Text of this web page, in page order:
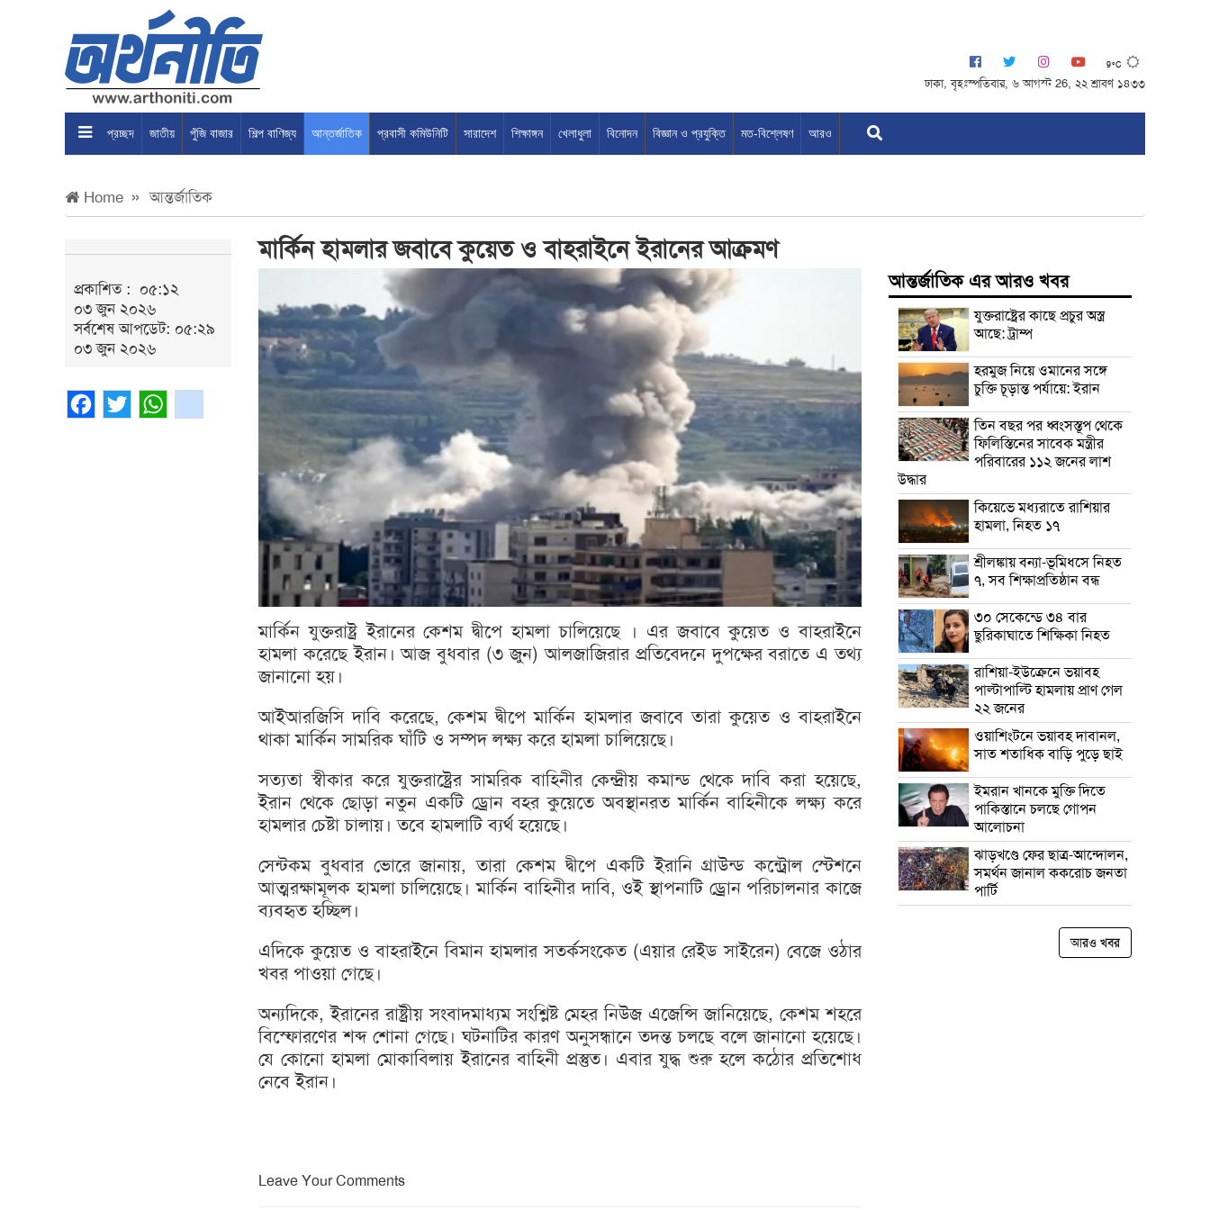
9°C
ঢাকা, বৃহঃস্পতিবার, ৬ আগস্ট 26, ২২ শ্রাবণ ১৪৩৩
প্রচ্ছদ জাতীয় পুঁজি বাজার শিল্প বাণিজ্য আন্তর্জাতিক প্রবাসী কমিউনিটি সারাদেশ শিক্ষাঙ্গন খেলাধুলা বিনোদন বিজ্ঞান ও প্রযুক্তি মত-বিশ্লেষণ আরও
Home আন্তর্জাতিক
প্রকাশিত : ০৫:১২
০৩ জুন ২০২৬
সর্বশেষ আপডেট: ০৫:২৯
০৩ জুন ২০২৬
মার্কিন হামলার জবাবে কুয়েত ও বাহরাইনে ইরানের আক্রমণ
মার্কিন যুক্তরাষ্ট্র ইরানের কেশম দ্বীপে হামলা চালিয়েছে । এর জবাবে কুয়েত ও বাহরাইনে
হামলা করেছে ইরান। আজ বুধবার (৩ জুন) আলজাজিরার প্রতিবেদনে দুপক্ষের বরাতে এ তথ্য
জানানো হয়।
আইআরজিসি দাবি করেছে, কেশম দ্বীপে মার্কিন হামলার জবাবে তারা কুয়েত ও বাহরাইনে
থাকা মার্কিন সামরিক ঘাঁটি ও সম্পদ লক্ষ্য করে হামলা চালিয়েছে।
সত্যতা স্বীকার করে যুক্তরাষ্ট্রের সামরিক বাহিনীর কেন্দ্রীয় কমান্ড থেকে দাবি করা হয়েছে,
ইরান থেকে ছোড়া নতুন একটি ড্রোন বহর কুয়েতে অবস্থানরত মার্কিন বাহিনীকে লক্ষ্য করে
হামলার চেষ্টা চালায়। তবে হামলাটি ব্যর্থ হয়েছে।
সেন্টকম বুধবার ভোরে জানায়, তারা কেশম দ্বীপে একটি ইরানি গ্রাউন্ড কন্ট্রোল স্টেশনে
আত্মরক্ষামূলক হামলা চালিয়েছে। মার্কিন বাহিনীর দাবি, ওই স্থাপনাটি ড্রোন পরিচালনার কাজে
ব্যবহৃত হচ্ছিল।
এদিকে কুয়েত ও বাহরাইনে বিমান হামলার সতর্কসংকেত (এয়ার রেইড সাইরেন) বেজে ওঠার
খবর পাওয়া গেছে।
অন্যদিকে, ইরানের রাষ্ট্রীয় সংবাদমাধ্যম সংশ্লিষ্ট মেহর নিউজ এজেন্সি জানিয়েছে, কেশম শহরে
বিস্ফোরণের শব্দ শোনা গেছে। ঘটনাটির কারণ অনুসন্ধানে তদন্ত চলছে বলে জানানো হয়েছে।
যে কোনো হামলা মোকাবিলায় ইরানের বাহিনী প্রস্তুত। এবার যুদ্ধ শুরু হলে কঠোর প্রতিশোধ
নেবে ইরান।
Leave Your Comments
আন্তর্জাতিক এর আরও খবর
যুক্তরাষ্ট্রের কাছে প্রচুর অস্ত্র
আছে: ট্রাম্প
হরমুজ নিয়ে ওমানের সঙ্গে
চুক্তি চূড়ান্ত পর্যায়ে: ইরান
তিন বছর পর ধ্বংসস্তূপ থেকে
ফিলিস্তিনের সাবেক মন্ত্রীর
পরিবারের ১১২ জনের লাশ
উদ্ধার
কিয়েভে মধ্যরাতে রাশিয়ার
হামলা, নিহত ১৭
শ্রীলঙ্কায় বন্যা-ভূমিধসে নিহত
৭, সব শিক্ষাপ্রতিষ্ঠান বন্ধ
৩০ সেকেন্ডে ৩৪ বার
ছুরিকাঘাতে শিক্ষিকা নিহত
রাশিয়া-ইউক্রেনে ভয়াবহ
পাল্টাপাল্টি হামলায় প্রাণ গেল
২২ জনের
ওয়াশিংটনে ভয়াবহ দাবানল,
সাত শতাধিক বাড়ি পুড়ে ছাই
ইমরান খানকে মুক্তি দিতে
পাকিস্তানে চলছে গোপন
আলোচনা
ঝাড়খণ্ডে ফের ছাত্র-আন্দোলন,
সমর্থন জানাল ককরোচ জনতা
পার্টি
আরও খবর